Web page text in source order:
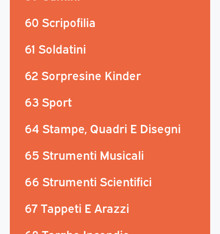
60 Scripofilia
61 Soldatini
62 Sorpresine Kinder
63 Sport
64 Stampe, Quadri E Disegni
65 Strumenti Musicali
66 Strumenti Scientifici
67 Tappeti E Arazzi